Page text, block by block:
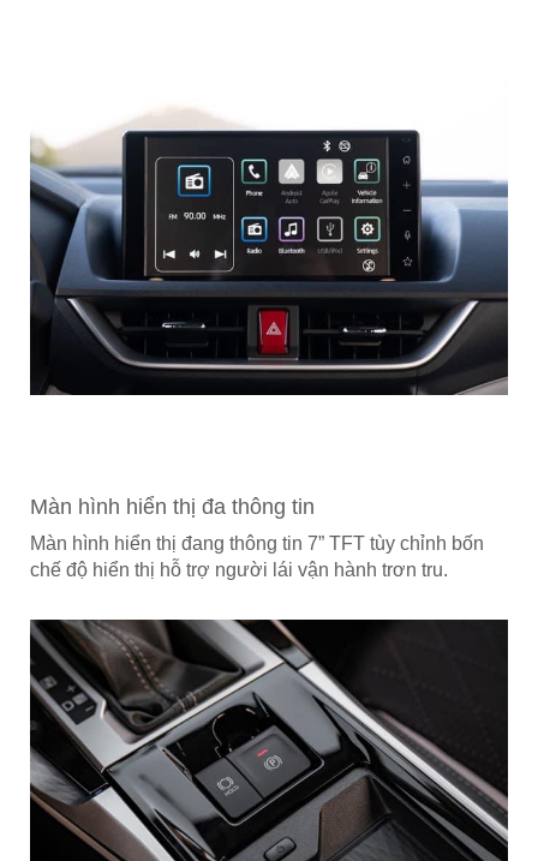
Màn hình hiển thị đa thông tin
Màn hình hiển thị đang thông tin 7” TFT tùy chỉnh bốn
chế độ hiển thị hỗ trợ người lái vận hành trơn tru.